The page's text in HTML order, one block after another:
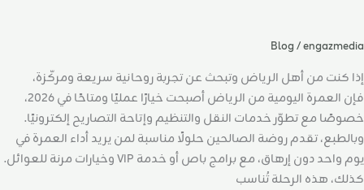
Blog/engazmedia
إذا كنت من أهل الرياض وتبحث عن تجربة روحانية سريعة ومركّزة،
فإن العمرة اليومية من الرياض أصبحت خيارًا عمليًا ومتاحًا في 2026،
خصوصًا مع تطوّر خدمات النقل والتنظيم وإتاحة التصاريح إلكترونيًا.
وبالطبع، تقدم روضة الصالحين حلولًا مناسبة لمن يريد أداء العمرة في
يوم واحد دون إرهاق، مع برامج باص أو خدمة VIP وخيارات مرنة للعوائل.
كذلك، هذه الرحلة تُناسب